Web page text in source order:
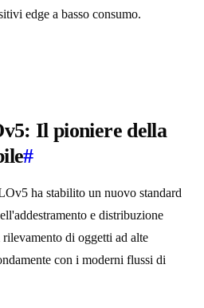
edge a basso consumo.
Il pioniere della
#
ha stabilito un nuovo standard
e distribuzione
di oggetti ad alte
con i moderni flussi di